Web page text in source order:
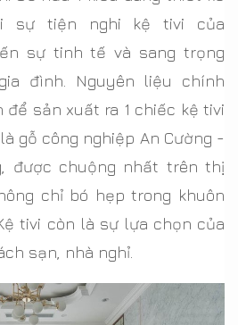
sự tiện nghi kệ tivi của
sự tinh tế và sang trọng
đình. Nguyên liệu chính
để sản xuất ra 1 chiếc kệ tivi
gỗ công nghiệp An Cường -
được chuộng nhất trên thị
chỉ bó hẹp trong khuôn
tivi còn là sự lựa chọn của
sạn, nhà nghỉ.